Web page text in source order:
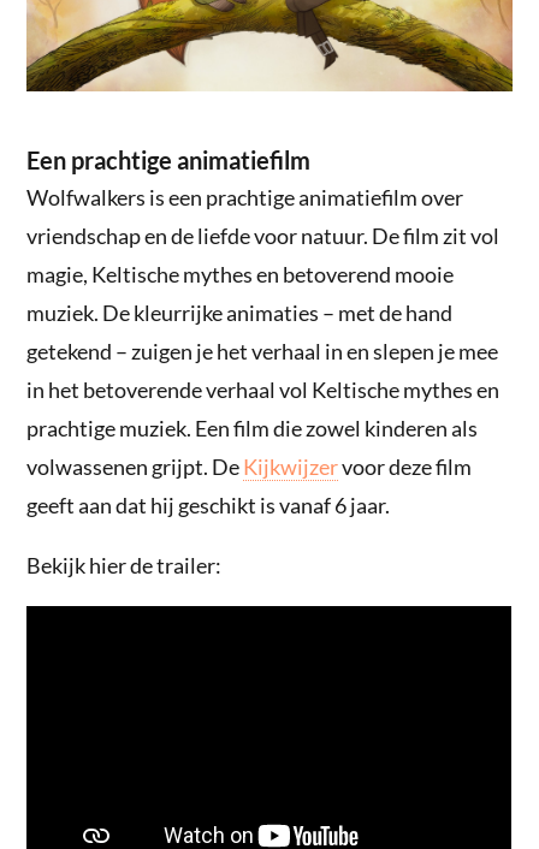
Een prachtige animatiefilm
Wolfwalkers is een prachtige animatiefilm over
vriendschap en de liefde voor natuur. De film zit vol
magie, Keltische mythes en betoverend mooie
muziek. De kleurrijke animaties – met de hand
getekend – zuigen je het verhaal in en slepen je mee
in het betoverende verhaal vol Keltische mythes en
prachtige muziek. Een film die zowel kinderen als
volwassenen grijpt. DeKijkwijzervoor deze film
geeft aan dat hij geschikt is vanaf 6 jaar.
Bekijk hier de trailer: